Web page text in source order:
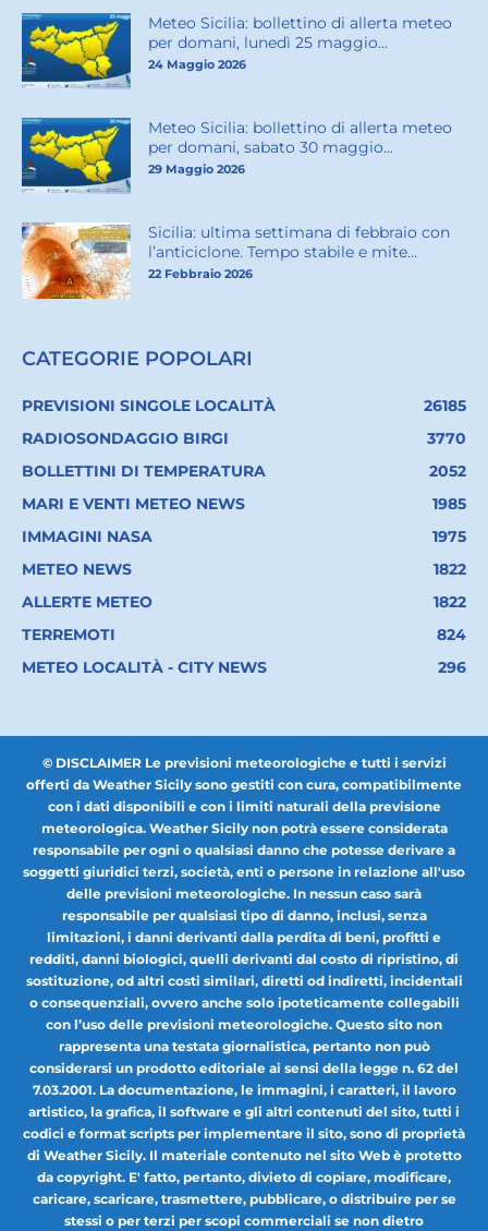
Meteo Sicilia: bollettino di allerta meteo
per domani, lunedì 25 maggio...
24 Maggio 2026
Meteo Sicilia: bollettino di allerta meteo
per domani, sabato 30 maggio...
29 Maggio 2026
Sicilia: ultima settimana di febbraio con
l’anticiclone. Tempo stabile e mite...
22 Febbraio 2026
CATEGORIE POPOLARI
PREVISIONI SINGOLE LOCALITÀ
26185
RADIOSONDAGGIO BIRGI
3770
BOLLETTINI DI TEMPERATURA
2052
MARI E VENTI METEO NEWS
1985
IMMAGINI NASA
1975
METEO NEWS
1822
ALLERTE METEO
1822
TERREMOTI
824
METEO LOCALITÀ - CITY NEWS
296
© DISCLAIMER Le previsioni meteorologiche e tutti i servizi
offerti da Weather Sicily sono gestiti con cura, compatibilmente
con i dati disponibili e con i limiti naturali della previsione
meteorologica. Weather Sicily non potrà essere considerata
responsabile per ogni o qualsiasi danno che potesse derivare a
soggetti giuridici terzi, società, enti o persone in relazione all'uso
delle previsioni meteorologiche. In nessun caso sarà
responsabile per qualsiasi tipo di danno, inclusi, senza
limitazioni, i danni derivanti dalla perdita di beni, profitti e
redditi, danni biologici, quelli derivanti dal costo di ripristino, di
sostituzione, od altri costi similari, diretti od indiretti, incidentali
o consequenziali, ovvero anche solo ipoteticamente collegabili
con l’uso delle previsioni meteorologiche. Questo sito non
rappresenta una testata giornalistica, pertanto non può
considerarsi un prodotto editoriale ai sensi della legge n. 62 del
7.03.2001. La documentazione, le immagini, i caratteri, il lavoro
artistico, la grafica, il software e gli altri contenuti del sito, tutti i
codici e format scripts per implementare il sito, sono di proprietà
di Weather Sicily. Il materiale contenuto nel sito Web è protetto
da copyright. E' fatto, pertanto, divieto di copiare, modificare,
caricare, scaricare, trasmettere, pubblicare, o distribuire per se
stessi o per terzi per scopi commerciali se non dietro